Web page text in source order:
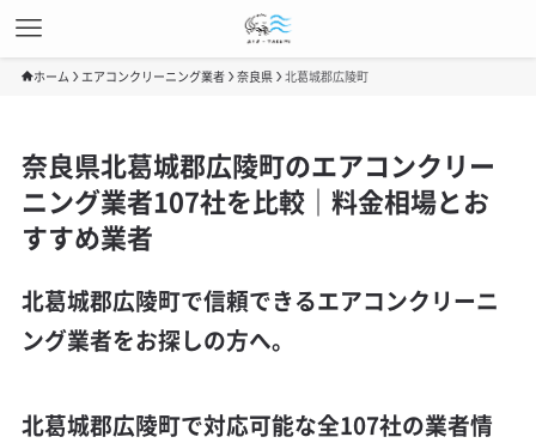
ホーム エアコンクリーニング業者 奈良県 北葛城郡広陵町
奈良県北葛城郡広陵町のエアコンクリー
ニング業者107社を比較｜料金相場とお
すすめ業者
北葛城郡広陵町で信頼できるエアコンクリーニ
ング業者をお探しの方へ。
北葛城郡広陵町で対応可能な全107社の業者情